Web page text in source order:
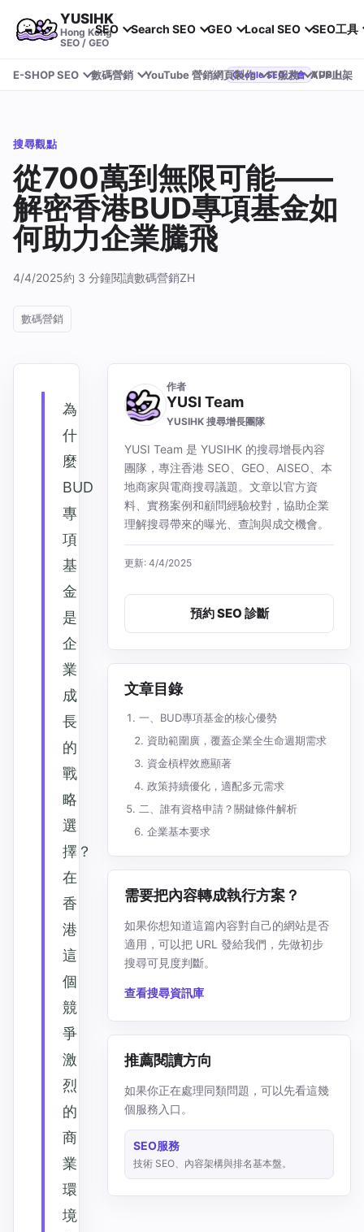
YUSIHK
Hong Kong
SEO / GEO
SEO Search SEO GEO Local SEO SEO工具
E-SHOP SEO 數碼營銷 YouTube 營銷網頁製作 IT服務 APP上架
Google SEO 大會 YUSIHK 近期參加 Google Search Central Live
搜尋觀點
從700萬到無限可能——
解密香港BUD專項基金如
何助力企業騰飛
4/4/2025約 3 分鐘閱讀數碼營銷ZH
數碼營銷
為
什
麼
BUD
專
項
基
金
是
企
業
成
長
的
戰
略
選
擇？
在
香
港
這
個
競
爭
激
烈
的
商
業
環
境
作者
YUSI Team
YUSIHK 搜尋增長團隊
YUSI Team 是 YUSIHK 的搜尋增長內容
團隊，專注香港 SEO、GEO、AISEO、本
地商家與電商搜尋議題。文章以官方資
料、實務案例和顧問經驗校對，協助企業
理解搜尋帶來的曝光、查詢與成交機會。
更新: 4/4/2025
預約 SEO 診斷
文章目錄
一、BUD專項基金的核心優勢
資助範圍廣，覆蓋企業全生命週期需求
資金槓桿效應顯著
政策持續優化，適配多元需求
二、誰有資格申請？關鍵條件解析
企業基本要求
需要把內容轉成執行方案？
如果你想知道這篇內容對自己的網站是否
適用，可以把 URL 發給我們，先做初步
搜尋可見度判斷。
查看搜尋資訊庫
推薦閱讀方向
如果你正在處理同類問題，可以先看這幾
個服務入口。
SEO服務
技術 SEO、內容架構與排名基本盤。